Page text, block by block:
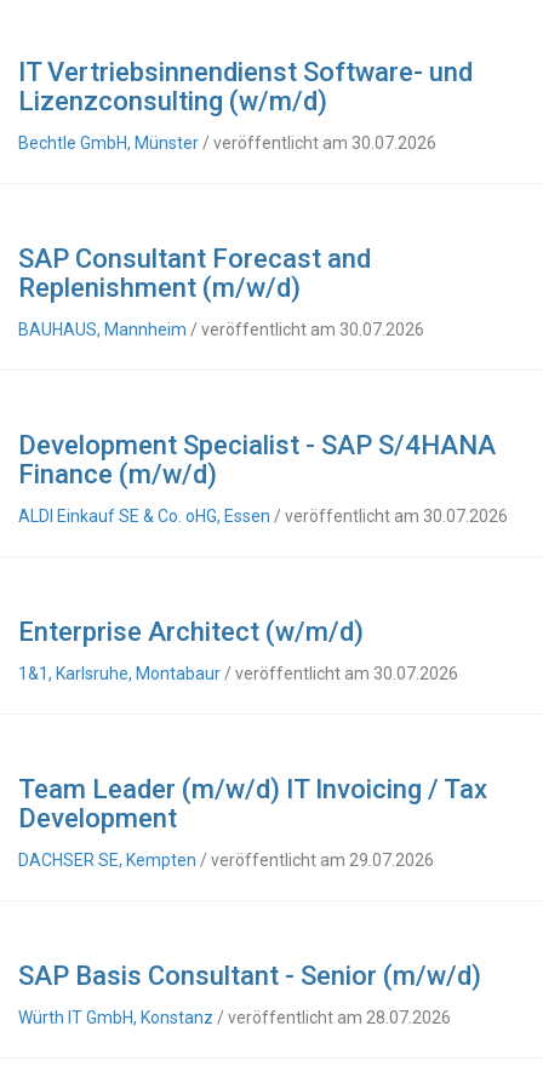
IT Vertriebsinnendienst Software- und
Lizenzconsulting (w/m/d)
Bechtle GmbH, Münster / veröffentlicht am 30.07.2026
SAP Consultant Forecast and
Replenishment (m/w/d)
BAUHAUS, Mannheim / veröffentlicht am 30.07.2026
Development Specialist - SAP S/4HANA
Finance (m/w/d)
ALDI Einkauf SE & Co. oHG, Essen / veröffentlicht am 30.07.2026
Enterprise Architect (w/m/d)
1&1, Karlsruhe, Montabaur / veröffentlicht am 30.07.2026
Team Leader (m/w/d) IT Invoicing / Tax
Development
DACHSER SE, Kempten / veröffentlicht am 29.07.2026
SAP Basis Consultant - Senior (m/w/d)
Würth IT GmbH, Konstanz / veröffentlicht am 28.07.2026